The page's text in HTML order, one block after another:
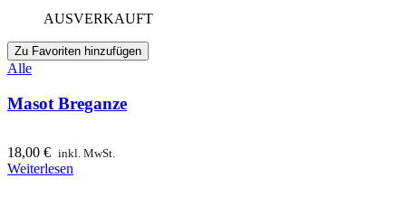
AUSVERKAUFT
Zu Favoriten hinzufügen
Alle
Masot Breganze
18,00 € inkl. MwSt.
Weiterlesen